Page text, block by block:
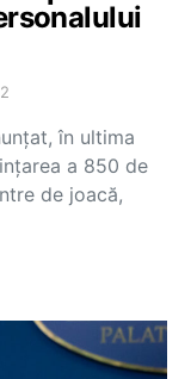
în ultima
a 850 de
de joacă,